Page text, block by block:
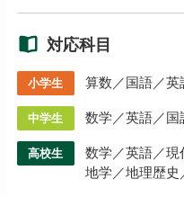
対応科目
小学生 算数／国語／英
中学生 数学／英語／国
高校生
数学／英語／現
地学／地理歴史